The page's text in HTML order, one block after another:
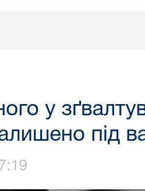
у
під